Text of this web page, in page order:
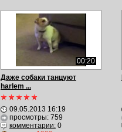
00:20
Даже собаки танцуют
harlem ...
09.05.2013 16:19
просмотры: 759
комментарии:0